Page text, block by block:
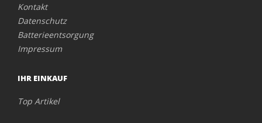
Kontakt
Datenschutz
Batterieentsorgung
Impressum
IHR EINKAUF
Top Artikel